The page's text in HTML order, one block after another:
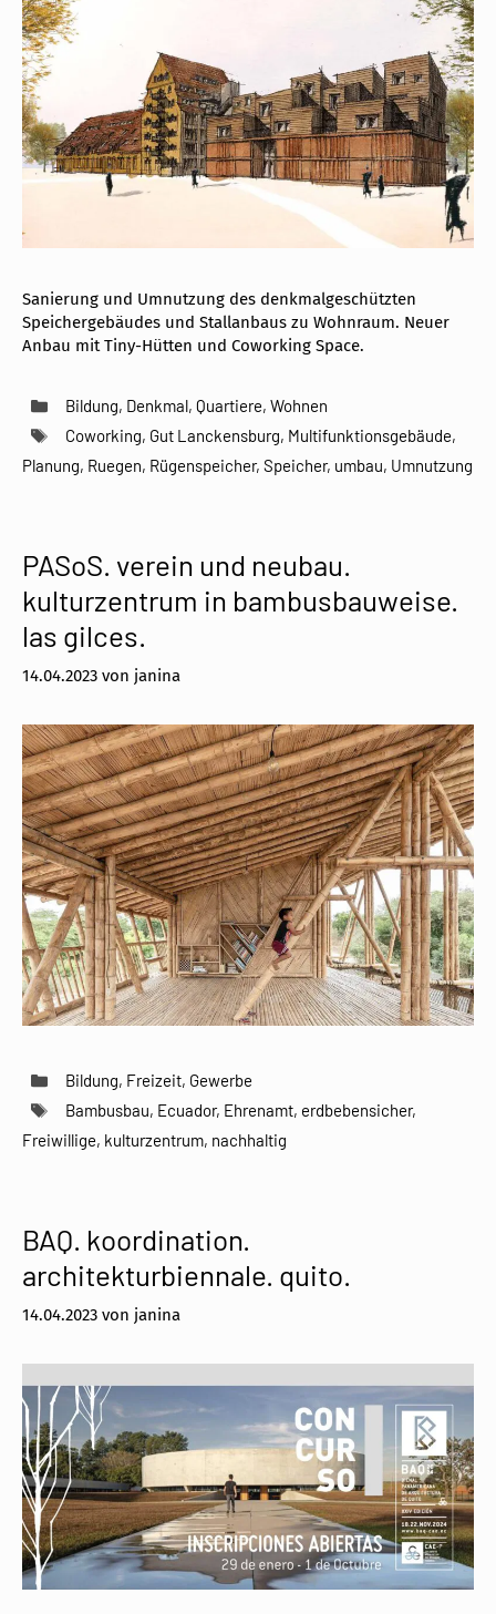
Sanierung und Umnutzung des denkmalgeschützten
Speichergebäudes und Stallanbaus zu Wohnraum. Neuer
Anbau mit Tiny-Hütten und Coworking Space.
Kategorien
Bildung, Denkmal, Quartiere, Wohnen
Schlagwörter
Coworking, Gut Lanckensburg, Multifunktionsgebäude,
Planung, Ruegen, Rügenspeicher, Speicher, umbau, Umnutzung
PASoS. verein und neubau.
kulturzentrum in bambusbauweise.
las gilces.
14.04.2023 von janina
Kategorien
Bildung, Freizeit, Gewerbe
Schlagwörter
Bambusbau, Ecuador, Ehrenamt, erdbebensicher,
Freiwillige, kulturzentrum, nachhaltig
BAQ. koordination.
architekturbiennale. quito.
14.04.2023 von janina